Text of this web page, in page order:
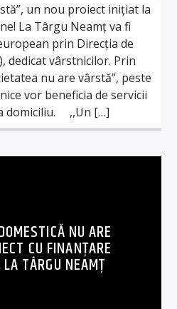
un nou proiect inițiat la
La Târgu Neamț va fi
prin Direcția de
dedicat vârstnicilor. Prin
nu are vârstă”, peste
vor beneficia de servicii
domiciliu. ,,Un […]
NU ARE
CU FINANȚARE
TÂRGU NEAMȚ